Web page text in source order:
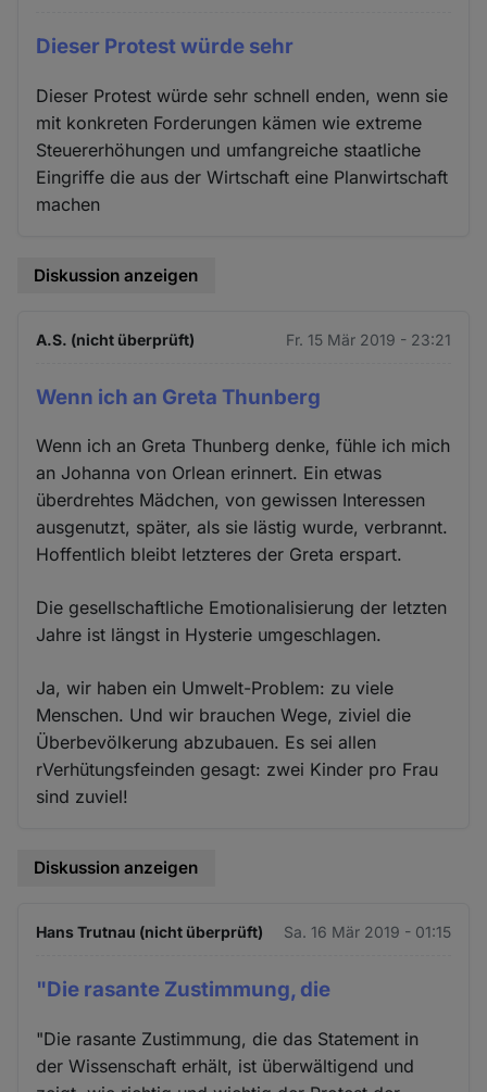
Dieser Protest würde sehr
Dieser Protest würde sehr schnell enden, wenn sie
mit konkreten Forderungen kämen wie extreme
Steuererhöhungen und umfangreiche staatliche
Eingriffe die aus der Wirtschaft eine Planwirtschaft
machen
Diskussion anzeigen
A.S. (nicht überprüft) Fr. 15 Mär 2019 - 23:21
Wenn ich an Greta Thunberg
Wenn ich an Greta Thunberg denke, fühle ich mich
an Johanna von Orlean erinnert. Ein etwas
überdrehtes Mädchen, von gewissen Interessen
ausgenutzt, später, als sie lästig wurde, verbrannt.
Hoffentlich bleibt letzteres der Greta erspart.
Die gesellschaftliche Emotionalisierung der letzten
Jahre ist längst in Hysterie umgeschlagen.
Ja, wir haben ein Umwelt-Problem: zu viele
Menschen. Und wir brauchen Wege, ziviel die
Überbevölkerung abzubauen. Es sei allen
rVerhütungsfeinden gesagt: zwei Kinder pro Frau
sind zuviel!
Diskussion anzeigen
Hans Trutnau (nicht überprüft) Sa. 16 Mär 2019 - 01:15
"Die rasante Zustimmung, die
"Die rasante Zustimmung, die das Statement in
der Wissenschaft erhält, ist überwältigend und